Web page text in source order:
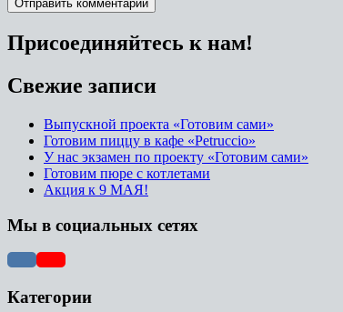
Присоединяйтесь к нам!
Свежие записи
Выпускной проекта «Готовим сами»
Готовим пиццу в кафе «Petruccio»
У нас экзамен по проекту «Готовим сами»
Готовим пюре с котлетами
Акция к 9 МАЯ!
Мы в социальных сетях
Категории